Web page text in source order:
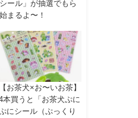
ール」が抽選でもら
まるよ〜！
【お茶犬×お〜いお茶】
本買うと「お茶犬ぷに
にシール（ぷっくり